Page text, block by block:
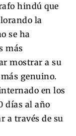
hindú que
la
se ha
más
mostrar a su
genuino.
en los
días al año
a través de su